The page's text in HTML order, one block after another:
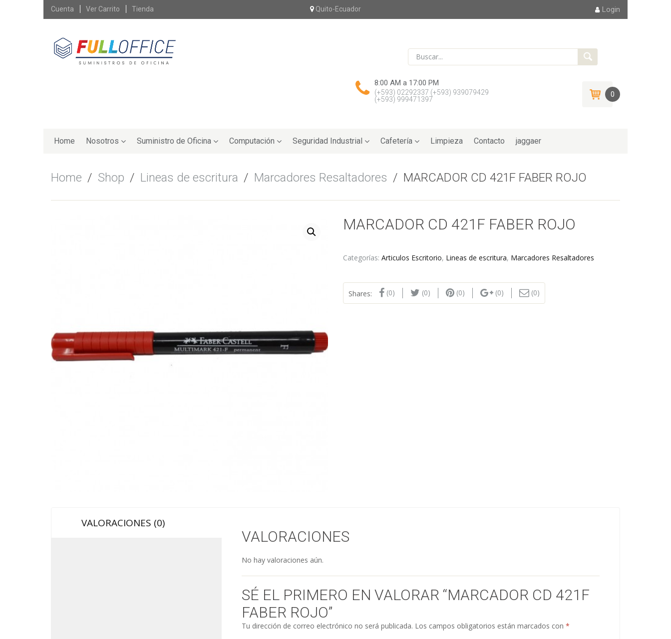
Skip
Cuenta Ver Carrito Tienda Quito-Ecuador Login
8:00 AM a 17:00 PM
(+593) 02292337 (+593) 939079429
(+593) 999471397
0
to
Home Nosotros Suministro de Oficina Computación Seguridad Industrial Cafetería Limpieza Contacto jaggaer
Home / Shop / Lineas de escritura / Marcadores Resaltadores / MARCADOR CD 421F FABER ROJO
MARCADOR CD 421F FABER ROJO
Categorías: Articulos Escritorio, Lineas de escritura, Marcadores Resaltadores
Shares: (0) (0) (0) (0) (0)
VALORACIONES (0)
VALORACIONES
No hay valoraciones aún.
SÉ EL PRIMERO EN VALORAR “MARCADOR CD 421F
FABER ROJO”
Tu dirección de correo electrónico no será publicada. Los campos obligatorios están marcados con*